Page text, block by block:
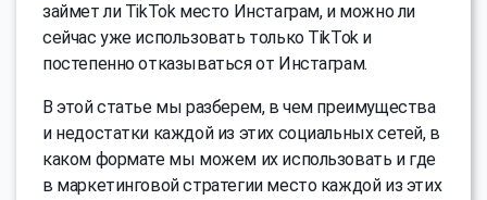
займет ли TikTok место Инстаграм, и можно ли
сейчас уже использовать только TikTok и
постепенно отказываться от Инстаграм.
В этой статье мы разберем, в чем преимущества
и недостатки каждой из этих социальных сетей, в
каком формате мы можем их использовать и где
в маркетинговой стратегии место каждой из этих